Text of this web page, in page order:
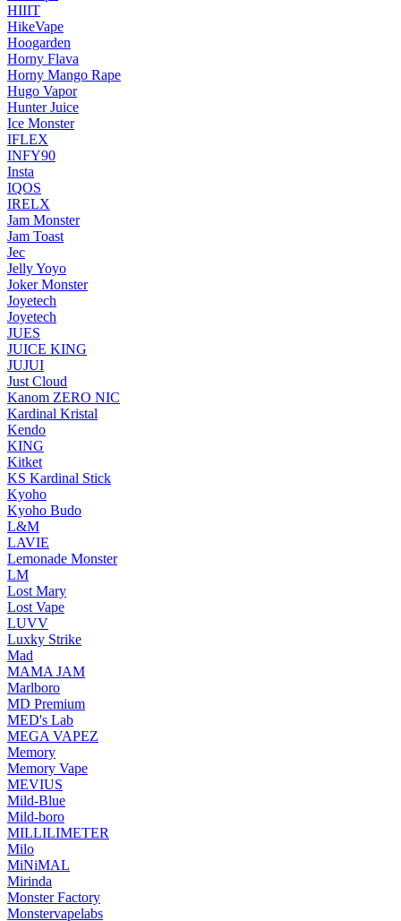
HIIIT
HikeVape
Hoogarden
Horny Flava
Horny Mango Rape
Hugo Vapor
Hunter Juice
Ice Monster
IFLEX
INFY90
Insta
IQOS
IRELX
Jam Monster
Jam Toast
Jec
Jelly Yoyo
Joker Monster
Joyetech
Joyetech
JUES
JUICE KING
JUJUI
Just Cloud
Kanom ZERO NIC
Kardinal Kristal
Kendo
KING
Kitket
KS Kardinal Stick
Kyoho
Kyoho Budo
L&M
LAVIE
Lemonade Monster
LM
Lost Mary
Lost Vape
LUVV
Luxky Strike
Mad
MAMA JAM
Marlboro
MD Premium
MED's Lab
MEGA VAPEZ
Memory
Memory Vape
MEVIUS
Mild-Blue
Mild-boro
MILLILIMETER
Milo
MiNiMAL
Mirinda
Monster Factory
Monstervapelabs